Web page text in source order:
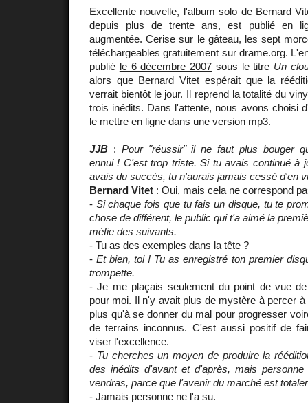
Excellente nouvelle, l'album solo de Bernard
depuis plus de trente ans, est publié en
augmentée. Cerise sur le gâteau, les sept
téléchargeables gratuitement sur drame.org.
publié le 6 décembre 2007 sous le titre Un
alors que Bernard Vitet espérait que la
verrait bientôt le jour. Il reprend la totalité du
trois inédits. Dans l'attente, nous avons choisi
le mettre en ligne dans une version mp3.
JJB : Pour "réussir" il ne faut plus bouger
ennui ! C'est trop triste. Si tu avais continué à
avais du succès, tu n'aurais jamais cessé d'en
Bernard Vitet : Oui, mais cela ne correspond
- Si chaque fois que tu fais un disque, tu te
chose de différent, le public qui t'a aimé la
méfie des suivants.
- Tu as des exemples dans la tête ?
-Et bien, toi ! Tu as enregistré ton premier
trompette.
- Je me plaçais seulement du point de vue
pour moi. Il n'y avait plus de mystère à percer
plus qu'à se donner du mal pour progresser
de terrains inconnus. C'est aussi positif de
viser l'excellence.
- Tu cherches un moyen de produire la
des inédits d'avant et d'après, mais
vendras, parce que l'avenir du marché est
- Jamais personne ne l'a su.